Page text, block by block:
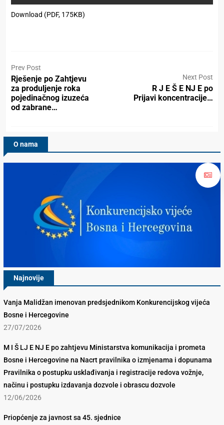
Download (PDF, 175KB)
Prev Post
Rješenje po Zahtjevu
za produljenje roka
pojedinačnog izuzeća
od zabrane…
Next Post
R J E Š E NJ E po
Prijavi koncentracije…
O nama
Najnovije
Vanja Malidžan imenovan predsjednikom Konkurencijskog vijeća
Bosne i Hercegovine
27/07/2026
M I Š LJ E NJ E po zahtjevu Ministarstva komunikacija i prometa
Bosne i Hercegovine na Nacrt pravilnika o izmjenama i dopunama
Pravilnika o postupku usklađivanja i registracije redova vožnje,
načinu i postupku izdavanja dozvole i obrascu dozvole
12/06/2026
Priopćenje za javnost sa 45. sjednice